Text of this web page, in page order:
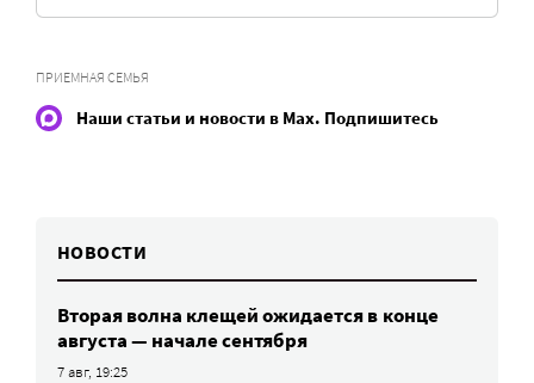
ПРИЕМНАЯ СЕМЬЯ
Наши статьи и новости в Max. Подпишитесь
НОВОСТИ
Вторая волна клещей ожидается в конце
августа — начале сентября
7 авг, 19:25